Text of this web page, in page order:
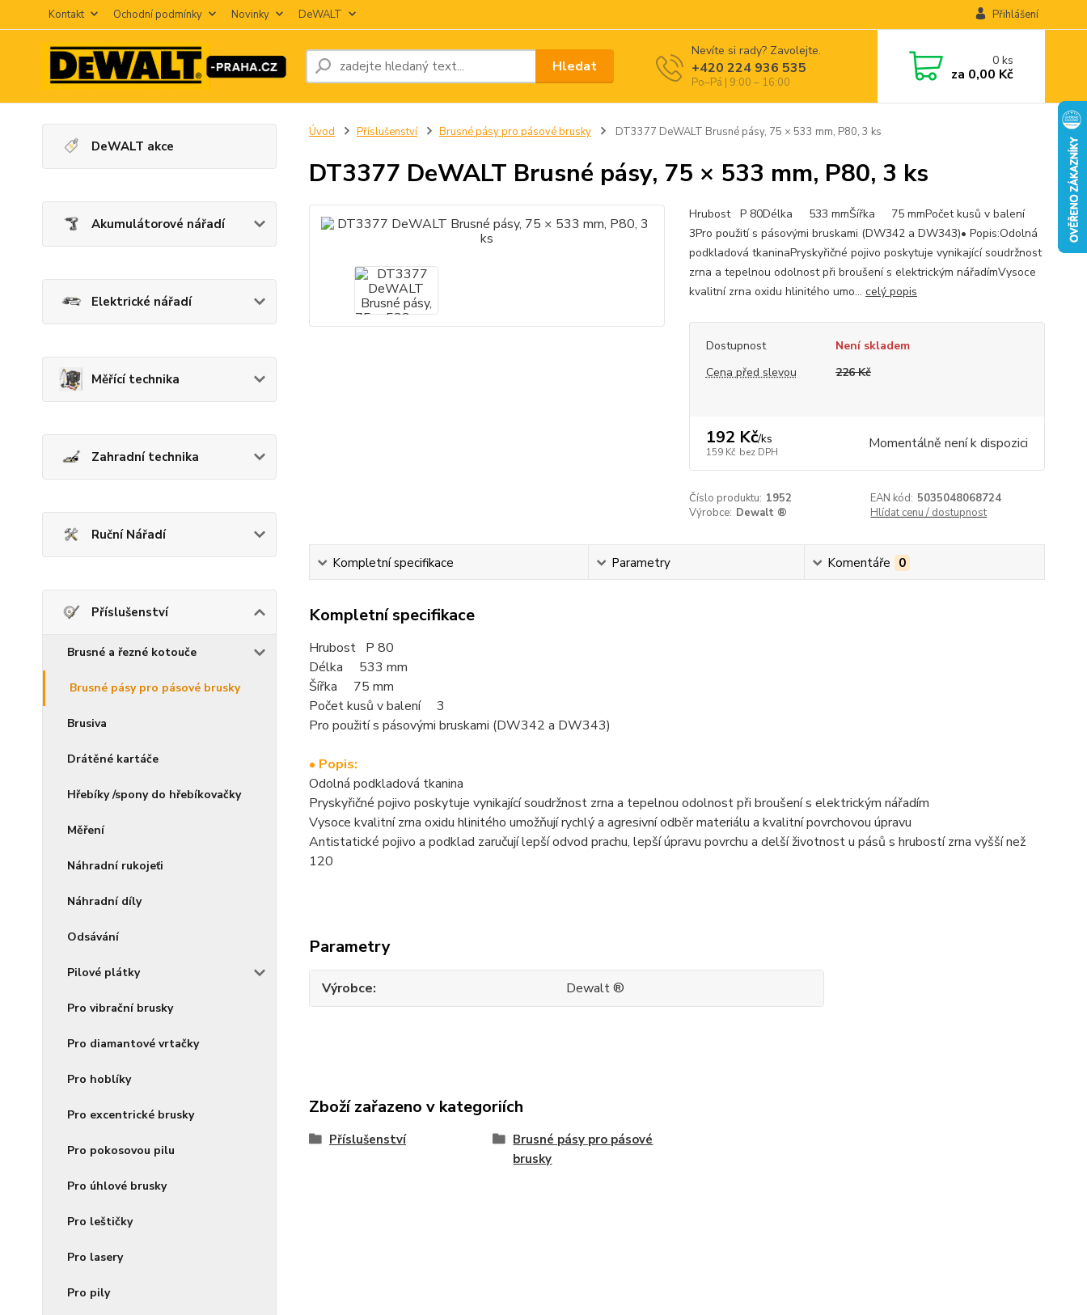
Kontakt Ochodní podmínky Novinky DeWALT Přihlášení
Hledat
Nevíte si rady? Zavolejte.
+420 224 936 535
Po–Pá | 9:00 – 16:00
0ks
za 0,00 Kč
DeWALT akce
Akumulátorové nářadí
Elektrické nářadí
Měřící technika
Zahradní technika
Ruční Nářadí
Příslušenství
Brusné a řezné kotouče
Brusné pásy pro pásové brusky
Brusiva
Drátěné kartáče
Hřebíky /spony do hřebíkovačky
Měření
Náhradní rukojeťi
Náhradní díly
Odsávání
Pilové plátky
Pro vibrační brusky
Pro diamantové vrtačky
Pro hoblíky
Pro excentrické brusky
Pro pokosovou pilu
Pro úhlové brusky
Pro leštičky
Pro lasery
Pro pily
Úvod Příslušenství Brusné pásy pro pásové brusky DT3377 DeWALT Brusné pásy, 75 × 533 mm, P80, 3 ks
DT3377 DeWALT Brusné pásy, 75 × 533 mm, P80, 3 ks
Hrubost P 80Délka 533 mmŠířka 75 mmPočet kusů v balení
3Pro použití s pásovými bruskami (DW342 a DW343)• Popis:Odolná
podkladová tkaninaPryskyřičné pojivo poskytuje vynikající soudržnost
zrna a tepelnou odolnost při broušení s elektrickým nářadímVysoce
kvalitní zrna oxidu hlinitého umo... celý popis
Dostupnost
Není skladem
Cena před slevou
226 Kč
192 Kč/ks
159 Kč bez DPH Momentálně není k dispozici
Číslo produktu: 1952 EAN kód: 5035048068724
Výrobce: Dewalt ® Hlídat cenu / dostupnost
Kompletní specifikace Parametry Komentáře 0
Kompletní specifikace
Hrubost P 80
Délka 533 mm
Šířka 75 mm
Počet kusů v balení 3
Pro použití s pásovými bruskami (DW342 a DW343)
• Popis:
Odolná podkladová tkanina
Pryskyřičné pojivo poskytuje vynikající soudržnost zrna a tepelnou odolnost při broušení s elektrickým nářadím
Vysoce kvalitní zrna oxidu hlinitého umožňují rychlý a agresivní odběr materiálu a kvalitní povrchovou úpravu
Antistatické pojivo a podklad zaručují lepší odvod prachu, lepší úpravu povrchu a delší životnost u pásů s hrubostí zrna vyšší než
120
Parametry
Výrobce Dewalt ®
Zboží zařazeno v kategoriích
Příslušenství
Brusné pásy pro pásové
brusky